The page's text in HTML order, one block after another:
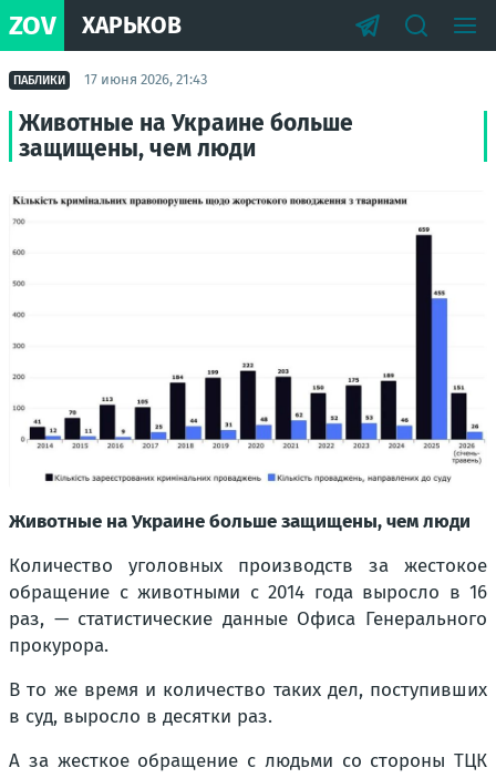
ZOV ХАРЬКОВ
ПАБЛИКИ 17 июня 2026, 21:43
Животные на Украине больше
защищены, чем люди
Животные на Украине больше защищены, чем люди
Количество уголовных производств за жестокое
обращение с животными с 2014 года выросло в 16
раз, — статистические данные Офиса Генерального
прокурора.
В то же время и количество таких дел, поступивших
в суд, выросло в десятки раз.
А за жесткое обращение с людьми со стороны ТЦК